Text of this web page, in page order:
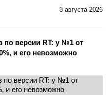
3 августа 2026
версии RT: у №1 от
и его невозможно